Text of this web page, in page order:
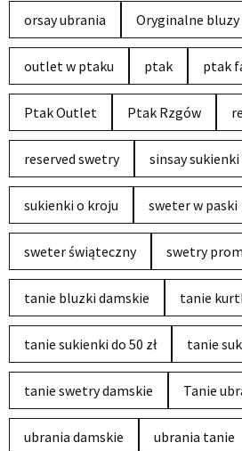
orsay ubrania Oryginalne bluzy
outlet w ptaku ptak ptak
Ptak Outlet Ptak Rzgów
reserved swetry sinsay sukienki
sukienki o kroju sweter w paski
sweter świąteczny swetry
tanie bluzki damskie tanie
tanie sukienki do 50 zł tanie
tanie swetry damskie Tanie
ubrania damskie ubrania tanie